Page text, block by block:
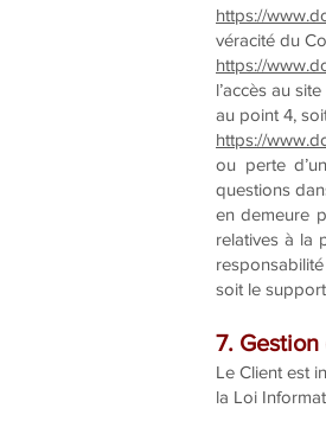
https://
véracité du
https://
l’accès au
au point 4,
https://
ou perte
questions
en demeure
relatives à la
soit le
7.
Le Client est
la Loi